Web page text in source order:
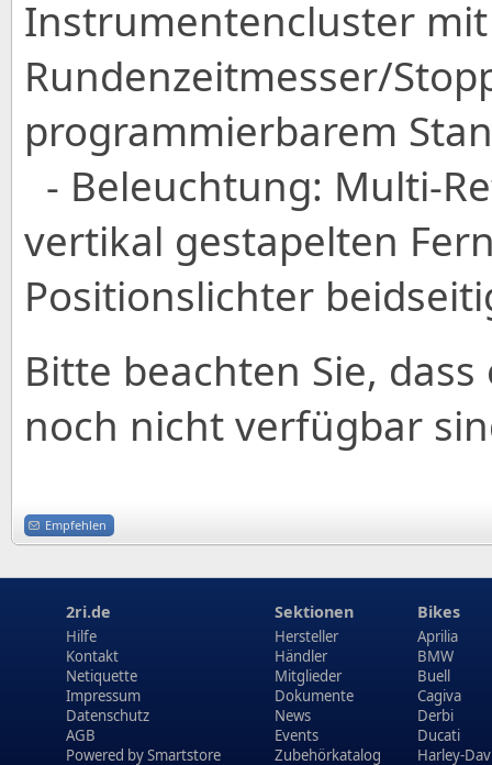
Instrumentencluster
Rundenzeitmesser/
programmierbarem
- Beleuchtung: Multi-
vertikal gestapelten
Positionslichter
Bitte beachten Sie,
noch nicht verfügbar
Empfehlen
2ri.de
Hilfe
Kontakt
Netiquette
Impressum
Datenschutz
AGB
Powered bySmartstore
Sektionen
Hersteller
Händler
Mitglieder
Dokumente
News
Events
Zubehörkatalog
Bikes
Aprilia
BMW
Buell
Cagiva
Derbi
Ducati
Harley-